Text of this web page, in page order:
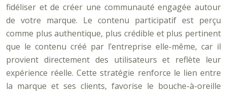
fidéliser et de créer une communauté engagée autour
de votre marque. Le contenu participatif est perçu
comme plus authentique, plus crédible et plus pertinent
que le contenu créé par l’entreprise elle-même, car il
provient directement des utilisateurs et reflète leur
expérience réelle. Cette stratégie renforce le lien entre
la marque et ses clients, favorise le bouche-à-oreille